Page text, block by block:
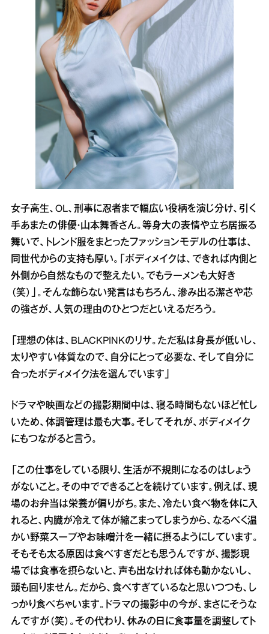
女子高生、OL、刑事に忍者まで幅広い役柄を演じ分け、引く
手あまたの俳優・山本舞香さん。等身大の表情や立ち居振る
舞いで、トレンド服をまとったファッションモデルの仕事は、
同世代からの支持も厚い。「ボディメイクは、できれば内側と
外側から自然なもので整えたい。でもラーメンも大好き
（笑）」。そんな飾らない発言はもちろん、滲み出る潔さや芯
の強さが、人気の理由のひとつだといえるだろう。
「理想の体は、BLACKPINKのリサ。ただ私は身長が低いし、
太りやすい体質なので、自分にとって必要な、そして自分に
合ったボディメイク法を選んでいます」
ドラマや映画などの撮影期間中は、寝る時間もないほど忙し
いため、体調管理は最も大事。そしてそれが、ボディメイク
にもつながると言う。
「この仕事をしている限り、生活が不規則になるのはしょう
がないこと。その中でできることを続けています。例えば、現
場のお弁当は栄養が偏りがち。また、冷たい食べ物を体に入
れると、内臓が冷えて体が縮こまってしまうから、なるべく温
かい野菜スープやお味噌汁を一緒に摂るようにしています。
そもそも太る原因は食べすぎだとも思うんですが、撮影現
場では食事を摂らないと、声も出なければ体も動かないし、
頭も回りません。だから、食べすぎているなと思いつつも、し
っかり食べちゃいます。ドラマの撮影中の今が、まさにそうな
んですが（笑）。その代わり、休みの日に食事量を調整してト